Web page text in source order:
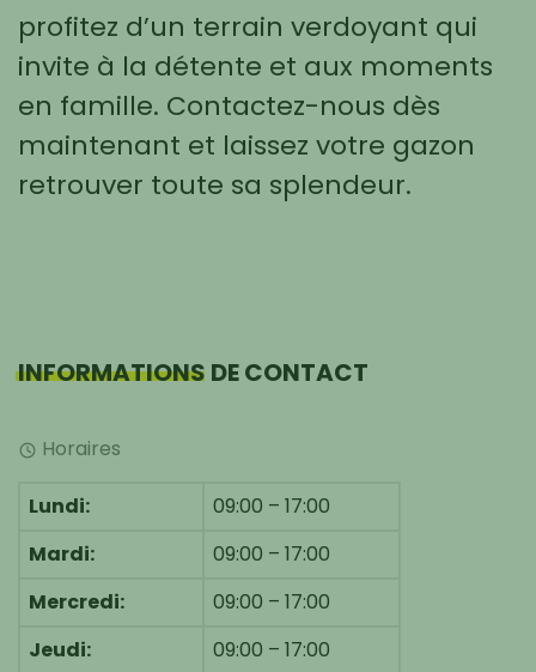
profitez d’un terrain verdoyant qui
invite à la détente et aux moments
en famille. Contactez-nous dès
maintenant et laissez votre gazon
retrouver toute sa splendeur.
INFORMATIONS DE CONTACT
Horaires
Lundi:
09:00 – 17:00
Mardi:
09:00 – 17:00
Mercredi:
09:00 – 17:00
Jeudi:
09:00 – 17:00